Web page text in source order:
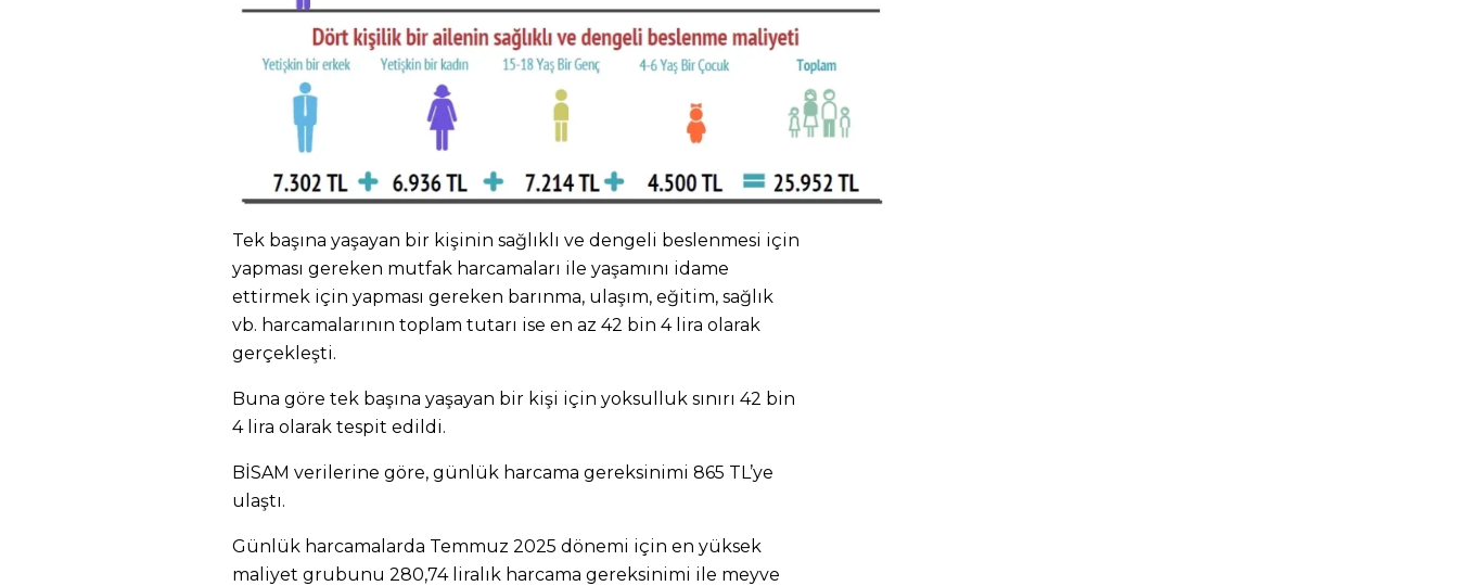
Tek başına yaşayan bir kişinin sağlıklı ve dengeli beslenmesi için
yapması gereken mutfak harcamaları ile yaşamını idame
ettirmek için yapması gereken barınma, ulaşım, eğitim, sağlık
vb. harcamalarının toplam tutarı ise en az 42 bin 4 lira olarak
gerçekleşti.
Buna göre tek başına yaşayan bir kişi için yoksulluk sınırı 42 bin
4 lira olarak tespit edildi.
BİSAM verilerine göre, günlük harcama gereksinimi 865 TL’ye
ulaştı.
Günlük harcamalarda Temmuz 2025 dönemi için en yüksek
maliyet grubunu 280,74 liralık harcama gereksinimi ile meyve